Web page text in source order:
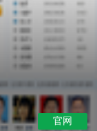
官网